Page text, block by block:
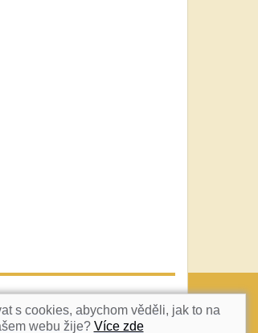
NAHORU
s cookies, abychom věděli, jak to na
webu žije? Více zde